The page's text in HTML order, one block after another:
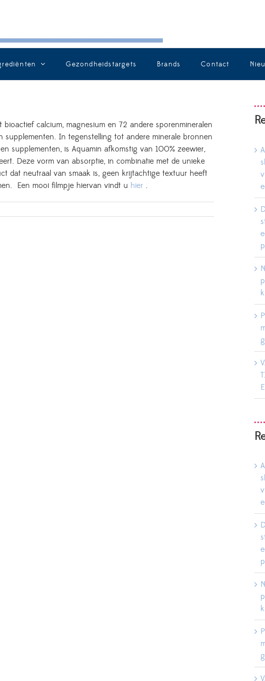
Gezondheidstargets Brands Contact
calcium, magnesium en 72 andere sporenmineralen
In tegenstelling tot andere minerale bronnen
supplementen, is Aquamin afkomstig van 100% zeewier,
Deze vorm van absorptie, in combinatie met de unieke
dat neutraal van smaak is, geen krijtachtige textuur heeft
Een mooi filmpje hiervan vindt u hier .